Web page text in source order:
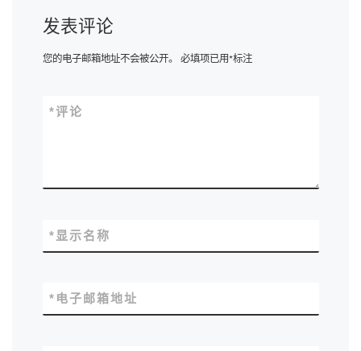
发表评论
您的电子邮箱地址不会被公开。 必填项已用*标注
评论
*
显示名称
*
电子邮箱地址
*